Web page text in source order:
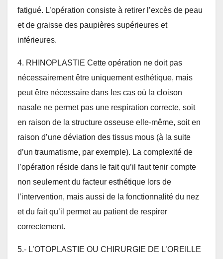
fatigué. L’opération consiste à retirer l’excès de peau
et de graisse des paupières supérieures et
inférieures.
4. RHINOPLASTIE Cette opération ne doit pas
nécessairement être uniquement esthétique, mais
peut être nécessaire dans les cas où la cloison
nasale ne permet pas une respiration correcte, soit
en raison de la structure osseuse elle-même, soit en
raison d’une déviation des tissus mous (à la suite
d’un traumatisme, par exemple). La complexité de
l’opération réside dans le fait qu’il faut tenir compte
non seulement du facteur esthétique lors de
l’intervention, mais aussi de la fonctionnalité du nez
et du fait qu’il permet au patient de respirer
correctement.
5.- L’OTOPLASTIE OU CHIRURGIE DE L’OREILLE